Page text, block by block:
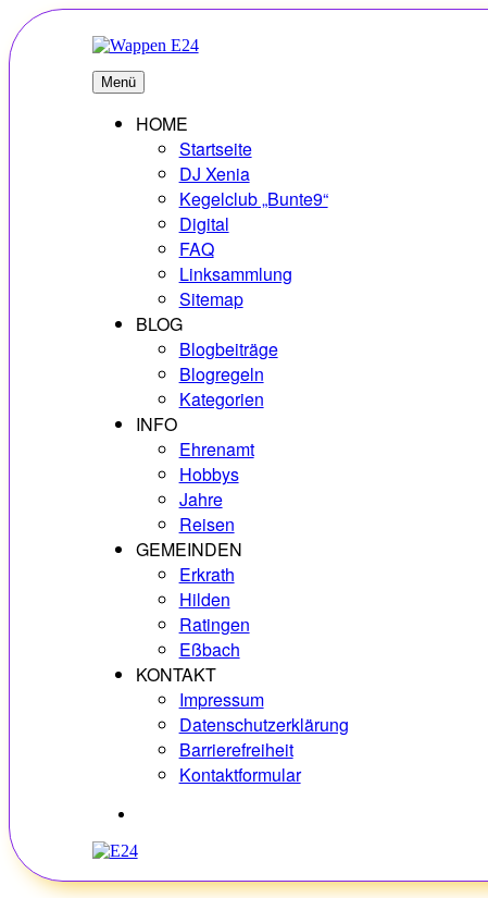
Zum
Inhalt
springen
E24
Erlebnisse – Hobbys – Vielfalt
Menü
HOME
Startseite
DJ Xenia
Kegelclub „Bunte9“
Digital
FAQ
Linksammlung
Sitemap
BLOG
Blogbeiträge
Blogregeln
Kategorien
INFO
Ehrenamt
Hobbys
Jahre
Reisen
GEMEINDEN
Erkrath
Hilden
Ratingen
Eßbach
KONTAKT
Impressum
Datenschutzerklärung
Barrierefreiheit
Kontaktformular